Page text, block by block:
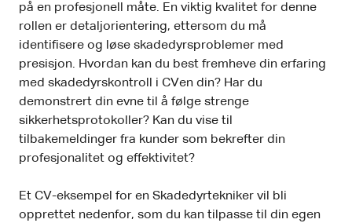
på en profesjonell måte. En viktig kvalitet for denne
rollen er detaljorientering, ettersom du må
identifisere og løse skadedyrsproblemer med
presisjon. Hvordan kan du best fremheve din erfaring
med skadedyrskontroll i CVen din? Har du
demonstrert din evne til å følge strenge
sikkerhetsprotokoller? Kan du vise til
tilbakemeldinger fra kunder som bekrefter din
profesjonalitet og effektivitet?
Et CV-eksempel for en Skadedyrtekniker vil bli
opprettet nedenfor, som du kan tilpasse til din egen